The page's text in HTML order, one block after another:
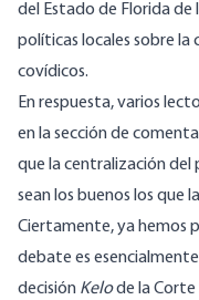
del Estado de Florida de
políticas locales sobre la
covídicos.
En respuesta, varios
en la sección de
que la centralización del
sean los buenos los que
Ciertamente, ya hemos
debate es
decisión Kelode la Corte